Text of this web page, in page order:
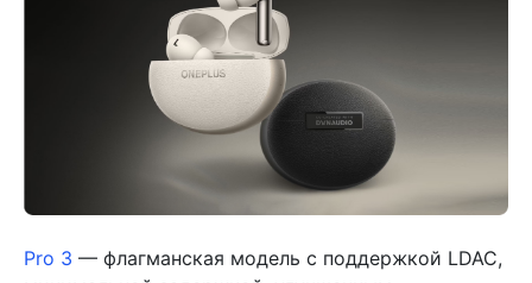
Pro 3 — флагманская модель с поддержкой LDAC,